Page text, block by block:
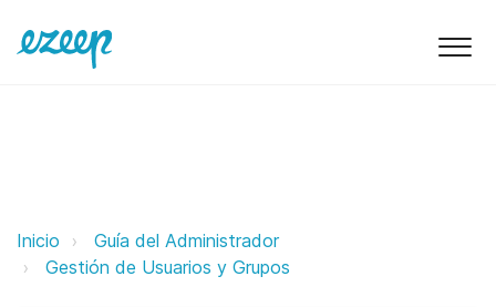
Eliminación de usuarios ezeep
Inicio
Guía del Administrador
Gestión de Usuarios y Grupos